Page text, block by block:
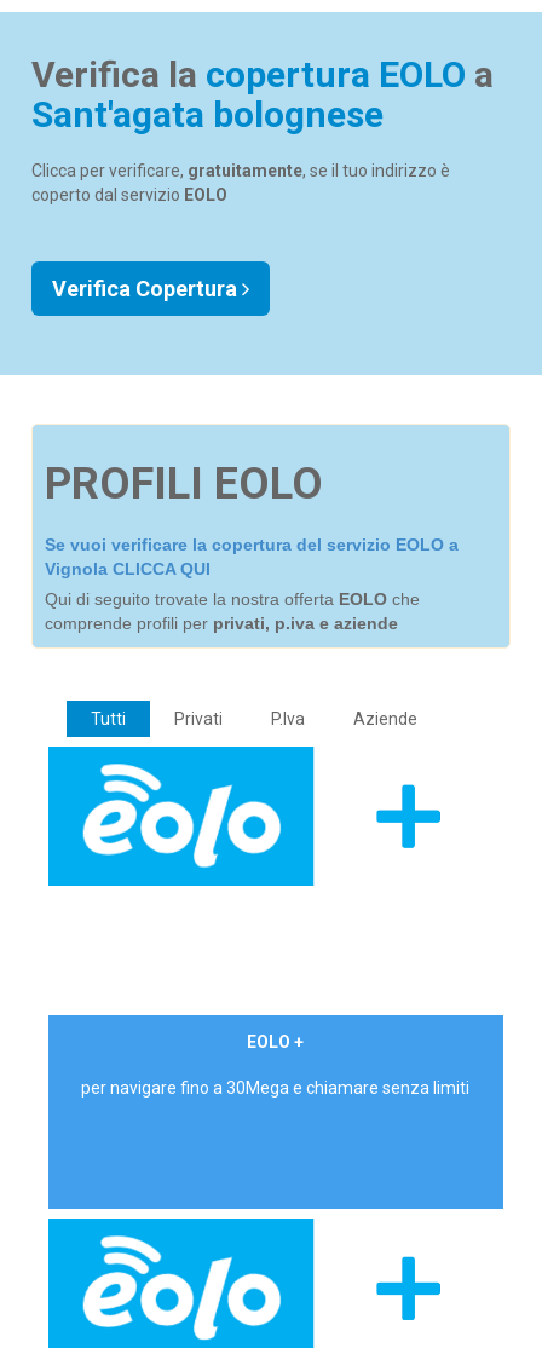
Verifica la copertura EOLO a
Sant'agata bolognese
Clicca per verificare, gratuitamente, se il tuo indirizzo è
coperto dal servizio EOLO
Verifica Copertura
PROFILI EOLO
Se vuoi verificare la copertura del servizio EOLO a
Vignola CLICCA QUI
Qui di seguito trovate la nostra offerta EOLO che
comprende profili per privati, p.iva e aziende
Tutti Privati P.Iva Aziende
EOLO +
per navigare fino a 30Mega e chiamare senza limiti